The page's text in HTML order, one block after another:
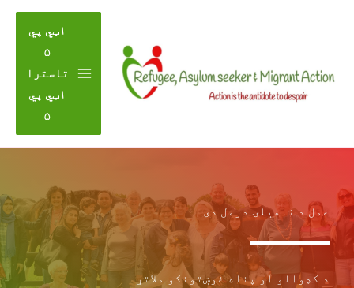
۱ټي پي
۵
تاسترا
۱ټي پي
۵
عمل د ناهیلۍ درمل دی
د کډوالو او پناه غوښتونکو ملاتړ